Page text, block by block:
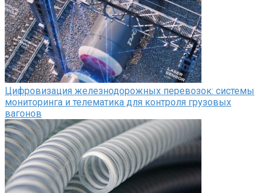
Цифровизация железнодорожных перевозок: системы
мониторинга и телематика для контроля грузовых
вагонов